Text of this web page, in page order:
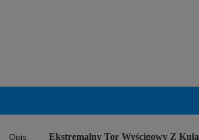
Opis Ekstremalny Tor Wyścigowy Z Kulą